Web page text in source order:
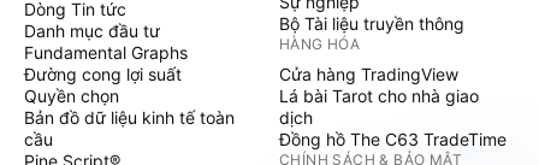
Dòng Tin tức
Danh mục đầu tư
Fundamental Graphs
Đường cong lợi suất
Quyền chọn
Bản đồ dữ liệu kinh tế toàn
cầu
Pine Script®
Bộ Tài liệu truyền thông
HÀNG HÓA
Cửa hàng TradingView
Lá bài Tarot cho nhà giao
dịch
Đồng hồ The C63 TradeTime
CHÍNH SÁCH & BẢO MẬT